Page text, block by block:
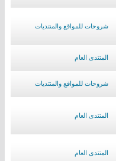
شروحات للمواقع والمنتديات
المنتدى العام
شروحات للمواقع والمنتديات
المنتدى العام
المنتدى العام